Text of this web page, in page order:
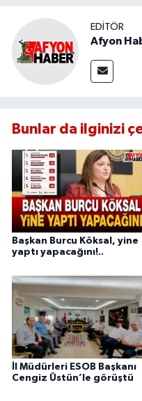
EDITÖR
Afyon
Bunlar da ilginizi
Başkan Burcu Köksal, yine
yaptı yapacağını!..
İl Müdürleri ESOB Başkanı
Cengiz Üstün’le görüştü